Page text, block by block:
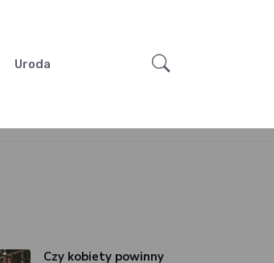
Uroda
Czy kobiety powinny